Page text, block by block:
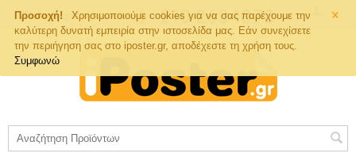
×
Προσοχή!
Χρησιμοποιούμε cookies για να σας παρέχουμε την
καλύτερη δυνατή εμπειρία στην ιστοσελίδα μας. Εάν συνεχίσετε
την περιήγηση σας στο iposter.gr, αποδέχεστε τη χρήση τους.
Συμφωνώ
Τηλ. Παραγγελιών